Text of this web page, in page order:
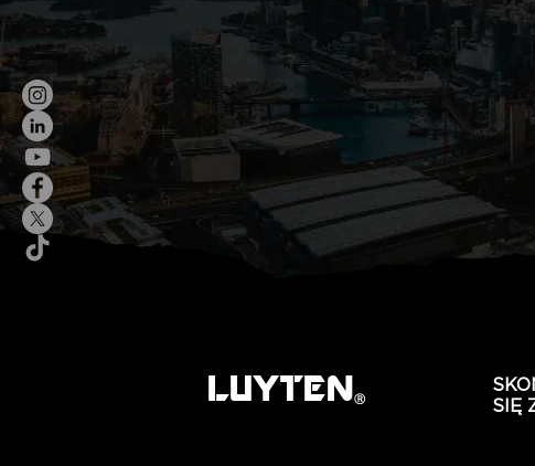
LUYTENⓇ
SIĘ